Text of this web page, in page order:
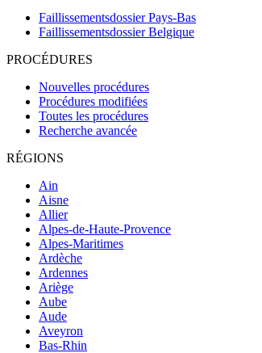
Faillissementsdossier Pays-Bas
Faillissementsdossier Belgique
PROCÉDURES
Nouvelles procédures
Procédures modifiées
Toutes les procédures
Recherche avancée
RÉGIONS
Ain
Aisne
Allier
Alpes-de-Haute-Provence
Alpes-Maritimes
Ardèche
Ardennes
Ariège
Aube
Aude
Aveyron
Bas-Rhin